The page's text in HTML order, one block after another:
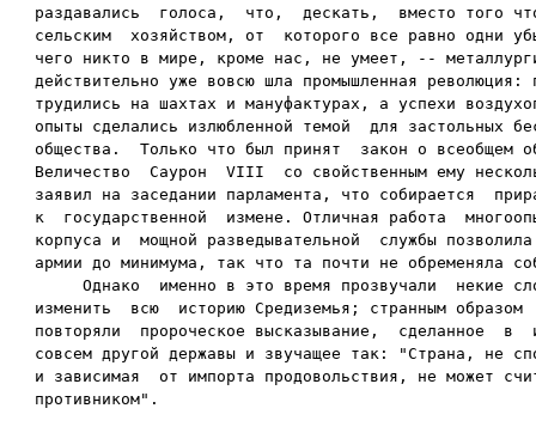
раздавались  голоса,  что,  дескать,  вместо того
сельским  хозяйством, от  которого все равно одни
чего никто в мире, кроме нас, не умеет, --
действительно уже вовсю шла промышленная революция:
трудились на шахтах и мануфактурах, а успехи
опыты сделались излюбленной темой  для застольных
общества.  Только что был принят  закон о всеобщем
Величество  Саурон  VIII  со свойственным ему
заявил на заседании парламента, что собирается
к  государственной  измене. Отличная работа
корпуса и  мощной разведывательной  службы
армии до минимума, так что та почти не обременяла
Однако  именно в это время прозвучали  некие
изменить  всю  историю Средиземья; странным
повторяли  пророческое высказывание,  сделанное  в
совсем другой державы и звучащее так: "Страна, не
и зависимая  от импорта продовольствия, не может